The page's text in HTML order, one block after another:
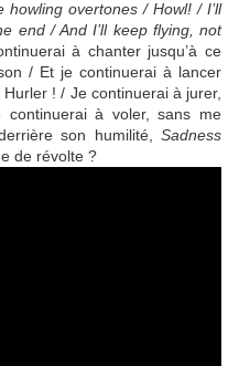
howling overtones / Howl! / I’ll
end / And I’ll keep flying, not
à chanter jusqu’à ce
/ Et je continuerai à lancer
! / Je continuerai à jurer,
à voler, sans me
son humilité, Sadness
de révolte ?